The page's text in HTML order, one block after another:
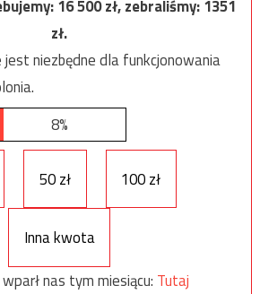
16 500zł, zebraliśmy:1351
zł.
niezbędne dla funkcjonowania
8%
50 zł 100 zł
Inna kwota
nas tym miesiącu: Tutaj